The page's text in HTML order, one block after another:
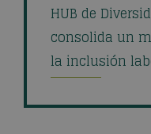
HUB de
consolida un
la inclusión